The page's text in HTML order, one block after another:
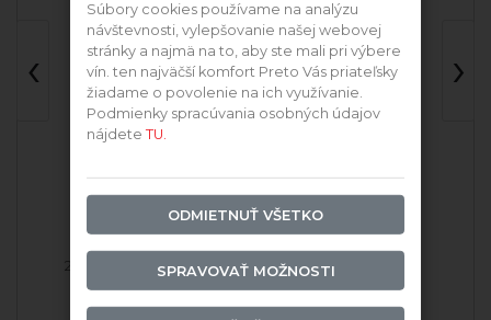
2024 Rizling Rýnsky Rizling Rýnsky
‹ ›
Súbory cookies používame na analýzu
návštevnosti, vylepšovanie našej webovej
stránky a najmä na to, aby ste mali pri výbere
vín. ten najväčší komfort Preto Vás priateľsky
žiadame o povolenie na ich využívanie.
Podmienky spracúvania osobných údajov
nájdeteTU.
ODMIETNUŤ VŠETKO
SPRAVOVAŤ MOŽNOSTI